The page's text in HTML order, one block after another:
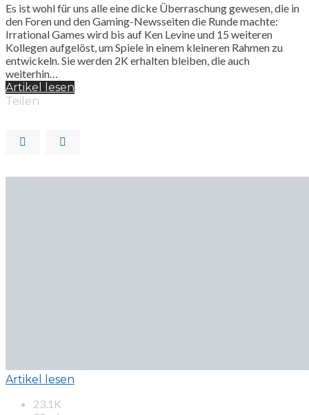
Es ist wohl für uns alle eine dicke Überraschung gewesen, die in
den Foren und den Gaming-Newsseiten die Runde machte:
Irrational Games wird bis auf Ken Levine und 15 weiteren
Kollegen aufgelöst, um Spiele in einem kleineren Rahmen zu
entwickeln. Sie werden 2K erhalten bleiben, die auch
weiterhin…
Artikel lesen
Teilen
Artikel lesen
23.1K